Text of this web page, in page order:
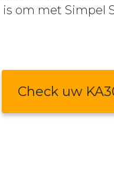
om met Simpel
Check uw